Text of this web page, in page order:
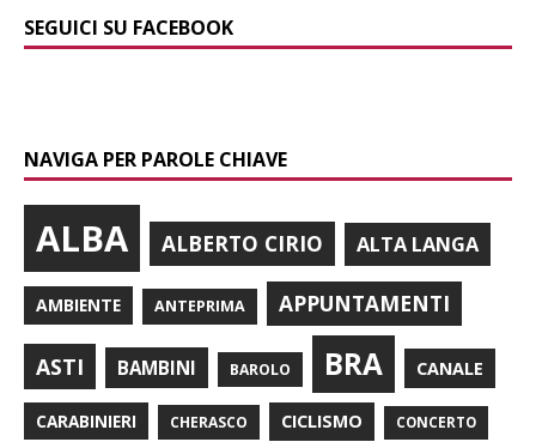
SEGUICI SU FACEBOOK
NAVIGA PER PAROLE CHIAVE
ALBA ALBERTO CIRIO ALTA LANGA
AMBIENTE ANTEPRIMA APPUNTAMENTI
ASTI BAMBINI BAROLO BRA CANALE
CARABINIERI CHERASCO CICLISMO CONCERTO